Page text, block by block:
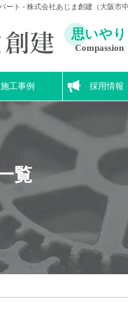
ト - 株式会社あじま創建（大阪市中
思いやり
Compassion
施工事例 採用情報
覧